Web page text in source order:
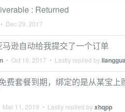
: Returned
• Dec 29, 2017
马逊自动给我提交了一个订单
• Oct 16, 2017 • Lastly replied by
费套餐到期，绑定的是从某宝
Mar 11, 2019 • Lastly replied byxhqpp